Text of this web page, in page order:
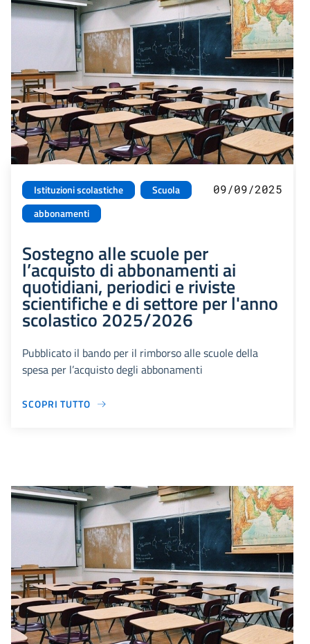
Istituzioni scolastiche
Scuola
abbonamenti
09/09/2025
Sostegno alle scuole per
l’acquisto di abbonamenti ai
quotidiani, periodici e riviste
scientifiche e di settore per l'anno
scolastico 2025/2026
Pubblicato il bando per il rimborso alle scuole della
spesa per l’acquisto degli abbonamenti
SCOPRI TUTTO